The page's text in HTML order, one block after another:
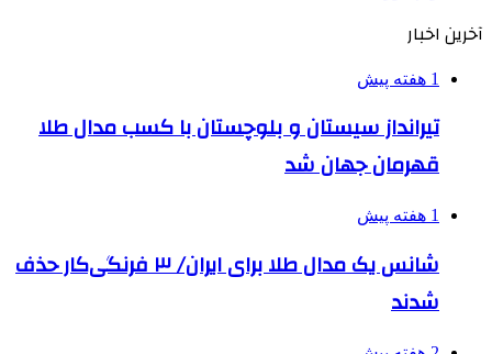
آخرین اخبار
1 هفته پیش
تیرانداز سیستان و بلوچستان با کسب مدال طلا
قهرمان جهان شد
1 هفته پیش
شانس یک مدال طلا برای ایران/ ۳ فرنگی‌کار حذف
شدند